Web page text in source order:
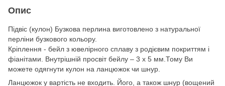
Опис
Підвіс (кулон) Бузкова перлина виготовлено з натуральної
перліни бузкового кольору.
Кріплення - бейл з ювелірного сплаву з родієвим покриттям і
фіанітами. Внутрішній просвіт бейлу – 3 х 5 мм.Тому Ви
можете одягнути кулон на ланцюжок чи шнур.
Ланцюжок у вартість не входить. Його, а також шнур (вощений